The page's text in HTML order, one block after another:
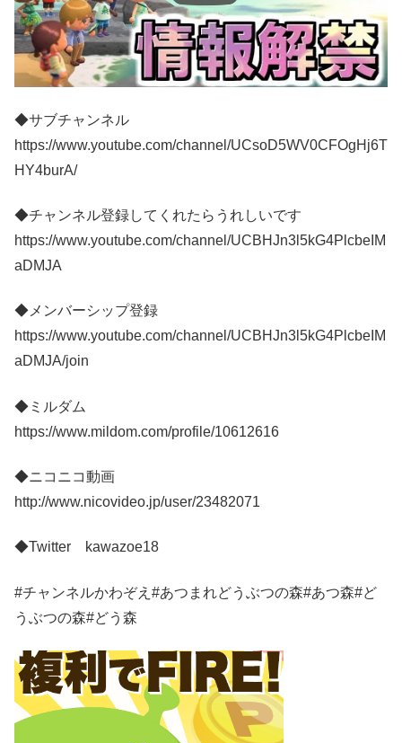
◆サブチャンネル
https://www.youtube.com/channel/UCsoD5WV0CFOgHj6T
HY4burA/
◆チャンネル登録してくれたらうれしいです
https://www.youtube.com/channel/UCBHJn3l5kG4PlcbeIM
aDMJA
◆メンバーシップ登録
https://www.youtube.com/channel/UCBHJn3l5kG4PlcbeIM
aDMJA/join
◆ミルダム
https://www.mildom.com/profile/10612616
◆ニコニコ動画
http://www.nicovideo.jp/user/23482071
◆Twitter kawazoe18
#チャンネルかわぞえ#あつまれどうぶつの森#あつ森#ど
うぶつの森#どう森